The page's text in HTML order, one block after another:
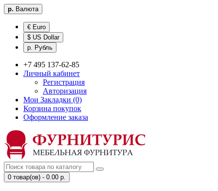
р. Валюта
€ Euro
$ US Dollar
р. Рубль
+7 495 137-62-85
Личный кабинет
Регистрация
Авторизация
Мои Закладки (0)
Корзина покупок
Оформление заказа
0 товар(ов) - 0.00 р.